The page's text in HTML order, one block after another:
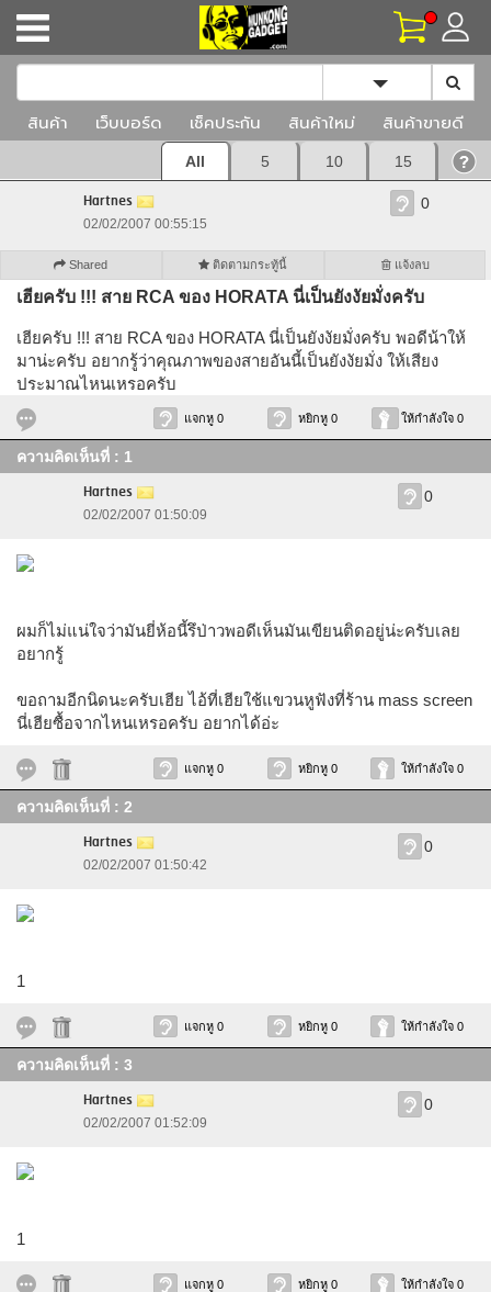
Toggle
สินค้า เว็บบอร์ด เช็คประกัน สินค้าใหม่ สินค้าขายดี
All 5 10 15
Hartnes
02/02/2007 00:55:15
0
Shared ติดตามกระทู้นี้ แจ้งลบ
เฮียครับ !!! สาย RCA ของ HORATA นี่เป็นยังงัยมั่งครับ
เฮียครับ !!! สาย RCA ของ HORATA นี่เป็นยังงัยมั่งครับ พอดีน้าให้
มาน่ะครับ อยากรู้ว่าคุณภาพของสายอันนี้เป็นยังงัยมั่ง ให้เสียง
ประมาณไหนเหรอครับ
แจกหู 0 หยิกหู 0 ให้กำลังใจ 0
ความคิดเห็นที่ : 1
Hartnes
02/02/2007 01:50:09
0
ผมก็ไม่แน่ใจว่ามันยี่ห้อนี้รึป่าวพอดีเห็นมันเขียนติดอยู่น่ะครับเลย
อยากรู้
ขอถามอีกนิดนะครับเฮีย ไอ้ที่เฮียใช้แขวนหูฟังที่ร้าน mass screen
นี่เฮียซื้อจากไหนเหรอครับ อยากได้อ่ะ
แจกหู 0 หยิกหู 0 ให้กำลังใจ 0
ความคิดเห็นที่ : 2
Hartnes
02/02/2007 01:50:42
0
1
แจกหู 0 หยิกหู 0 ให้กำลังใจ 0
ความคิดเห็นที่ : 3
Hartnes
02/02/2007 01:52:09
0
1
แจกหู 0 หยิกหู 0 ให้กำลังใจ 0